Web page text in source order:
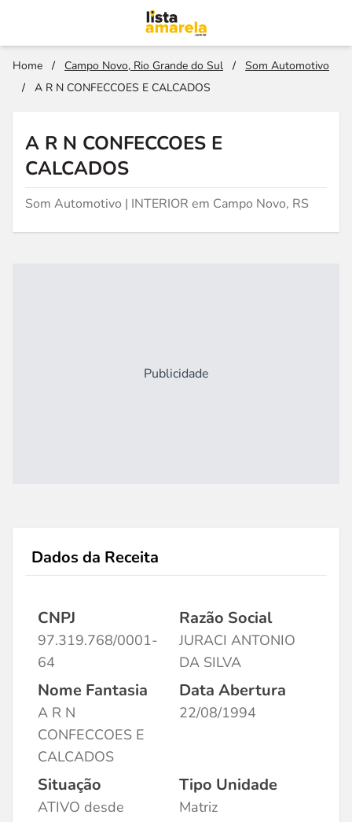
Home / Campo Novo, Rio Grande do Sul /
Som Automotivo
/
A R N CONFECCOES E CALCADOS
A R N CONFECCOES E
CALCADOS
Som Automotivo | INTERIOR em Campo Novo, RS
Publicidade
Dados da Receita
CNPJ
97.319.768/0001-
64
Razão Social
JURACI ANTONIO
DA SILVA
Nome Fantasia
A R N
CONFECCOES E
CALCADOS
Data Abertura
22/08/1994
Situação
ATIVO desde
Tipo Unidade
Matriz